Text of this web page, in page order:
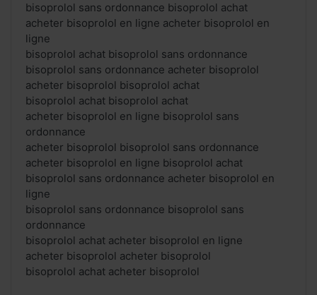
bisoprolol sans ordonnance bisoprolol achat
acheter bisoprolol en ligne acheter bisoprolol en
ligne
bisoprolol achat bisoprolol sans ordonnance
bisoprolol sans ordonnance acheter bisoprolol
acheter bisoprolol bisoprolol achat
bisoprolol achat bisoprolol achat
acheter bisoprolol en ligne bisoprolol sans
ordonnance
acheter bisoprolol bisoprolol sans ordonnance
acheter bisoprolol en ligne bisoprolol achat
bisoprolol sans ordonnance acheter bisoprolol en
ligne
bisoprolol sans ordonnance bisoprolol sans
ordonnance
bisoprolol achat acheter bisoprolol en ligne
acheter bisoprolol acheter bisoprolol
bisoprolol achat acheter bisoprolol